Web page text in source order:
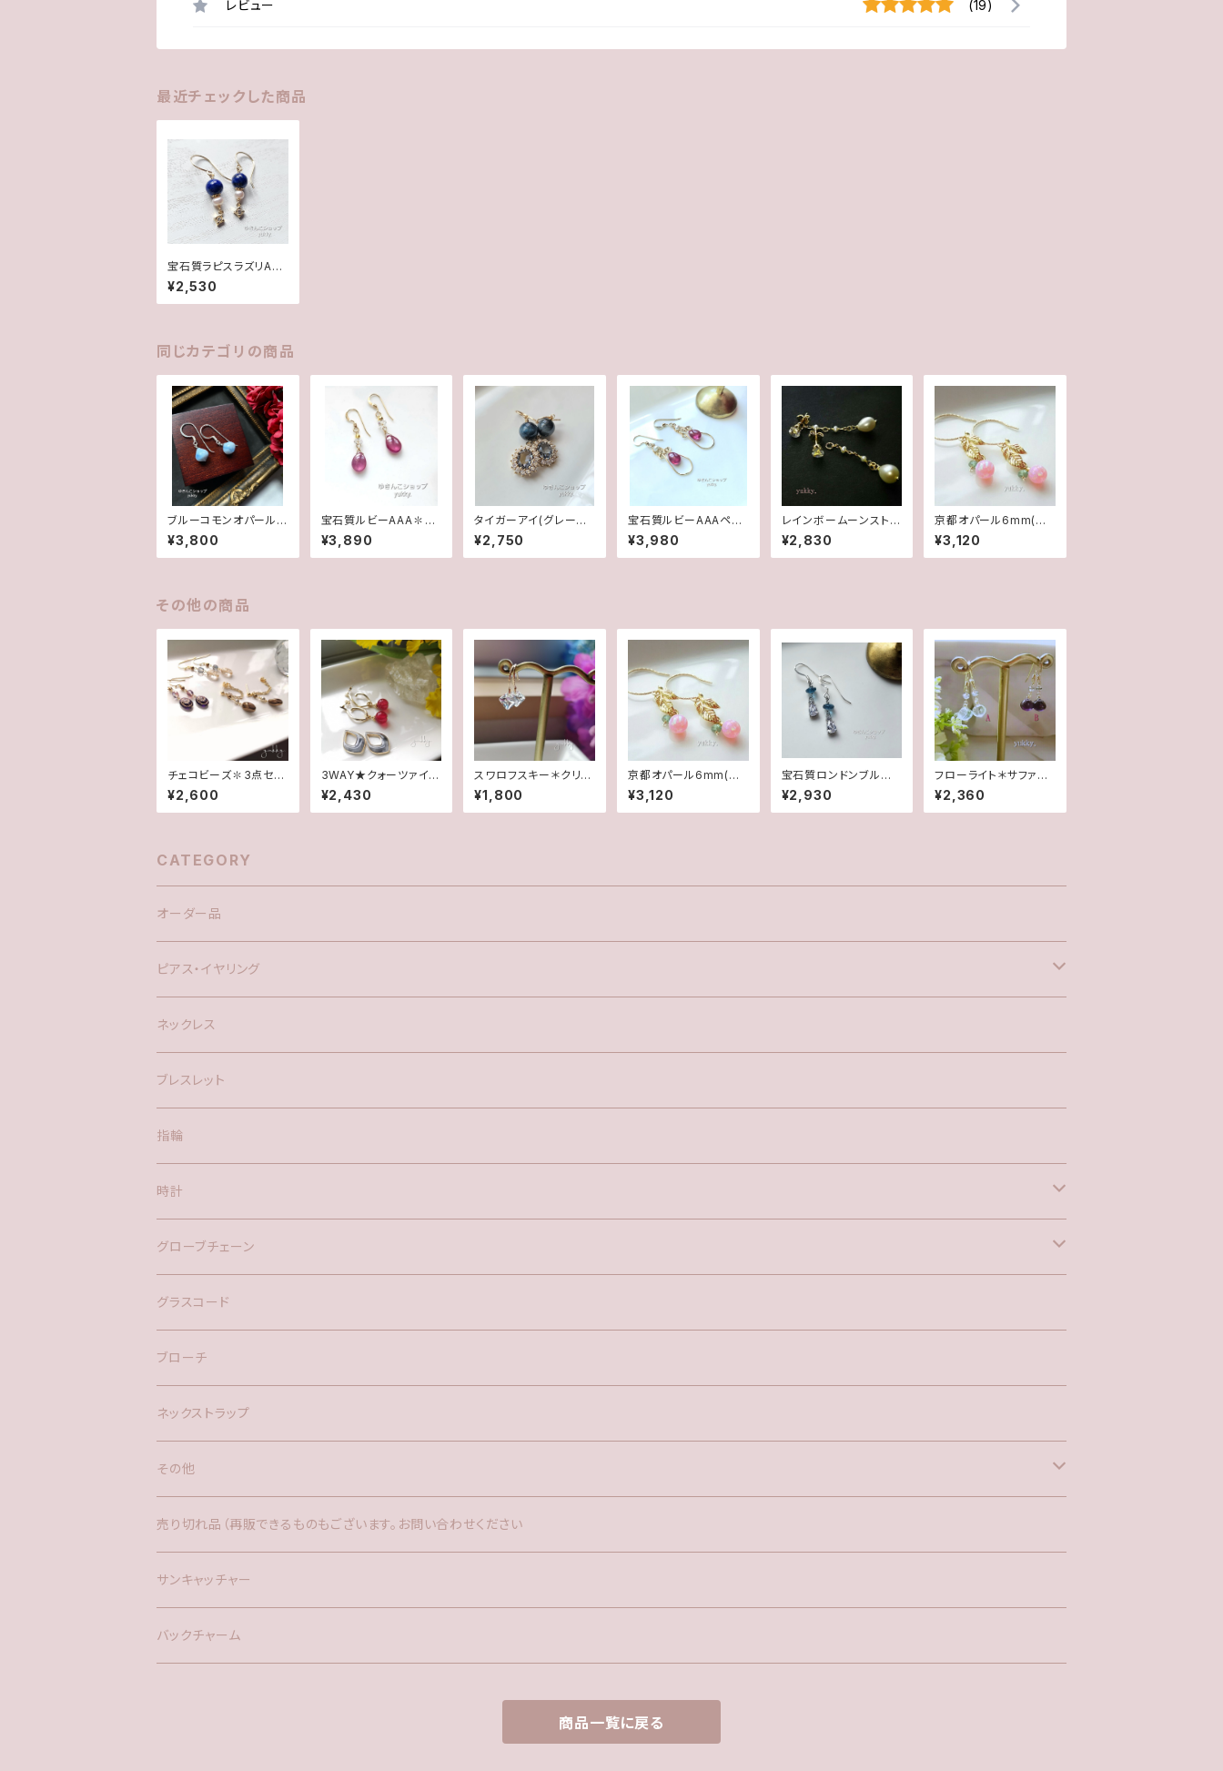
レビュー (19)
最近チェックした商品
宝石質ラピスラズリAAA
✽淡水パール14kgfピ
アス/イヤリング
¥2,530
同じカテゴリの商品
ブルーコモンオパール/
オニオンカット✽Silver
925ピアス/イヤリング
★
¥3,800
宝石質ルビーAAA✽ク
リスタル14kgfデザイン
ピアス/イヤリング
¥3,890
タイガーアイ(グレーカ
ラー)✽フレームガラス1
4kgfピアス/イヤリング
¥2,750
宝石質ルビーAAAペア
シェイプ✽淡水パール1
4kgfデザインピアス/イ
ヤリング
¥3,980
レインボームーンストー
ン＊淡水2wayポストピ
アス14kgf
¥2,830
京都オパール6mm(桜)
☆グリーンアパタイト＊
リーフ14Kgfグリッター
ピアス
¥3,120
その他の商品
チェコビーズ✽3点セッ
ト(ピアス/イヤリング)
¥2,600
3WAY★クォーツァイト
(ぶどう色)&マーブルエ
ポ/フープチタンポスト
ピアス
¥2,430
スワロフスキー＊クリス
タル✽グリッターデザイ
ンピアス(14Kgf)
¥1,800
京都オパール6mm(桜)
☆グリーンアパタイト＊
リーフ14Kgfグリッター
ピアス
¥3,120
宝石質ロンドンブルート
パーズAAA✽CZピアス
(SF)/イヤリング
¥2,930
フローライト＊サファイ
ヤ(AorB)1ペア♪14kg
fピアス
¥2,360
CATEGORY
オーダー品
ピアス・イヤリング
silver925
アメリカン
ポスト
ネックレス
ブレスレット
指輪
時計
バックチャーム
ネックレス
グローブチェーン
バックチャーム
グラスコード
ブローチ
ネックストラップ
その他
バックチャーム
時計
ファー
サンキャッチャー
売り切れ品（再販できるものもございます。お問い合わせください
サンキャッチャー
バックチャーム
商品一覧に戻る